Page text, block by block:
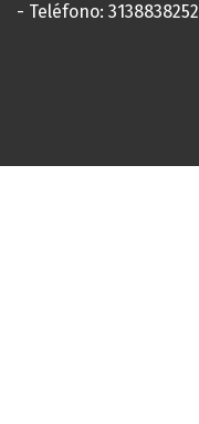
- Teléfono: 3138838252